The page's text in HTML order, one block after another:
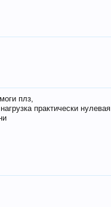
плз,
практически нулевая